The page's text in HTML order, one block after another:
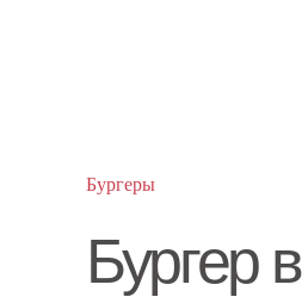
Бургеры
Бургер в